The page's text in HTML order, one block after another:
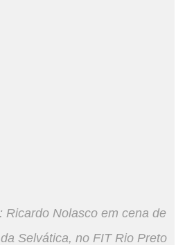
Ricardo Nolasco em cena de
Selvática, no FIT Rio Preto